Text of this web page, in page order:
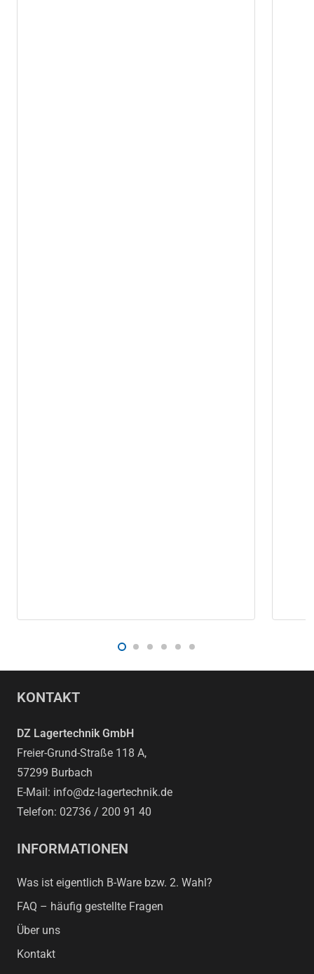
KONTAKT
DZ Lagertechnik GmbH
Freier-Grund-Straße 118 A,
57299 Burbach
E-Mail: info@dz-lagertechnik.de
Telefon: 02736 / 200 91 40
INFORMATIONEN
Was ist eigentlich B-Ware bzw. 2. Wahl?
FAQ – häufig gestellte Fragen
Über uns
Kontakt